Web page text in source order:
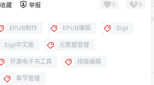
收藏 举报 0 0
EPUB制作 EPUB编辑 Sigil
Sigil中文版 元数据管理
开源电子书工具 排版编辑
章节管理